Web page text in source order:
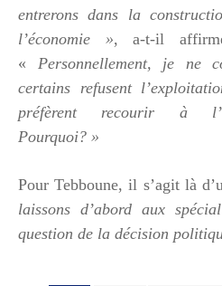
entrerons dans la
l’économie », a-t-il
« Personnellement, je ne
certains refusent
préfèrent recourir à
Pourquoi? »
Pour Tebboune, il s’agit là
laissons d’abord aux
question de la décision